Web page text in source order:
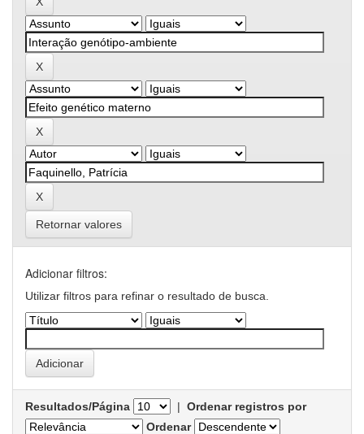
Retornar valores
Adicionar filtros:
Utilizar filtros para refinar o resultado de busca.
Resultados/Página | Ordenar registros por
Ordenar